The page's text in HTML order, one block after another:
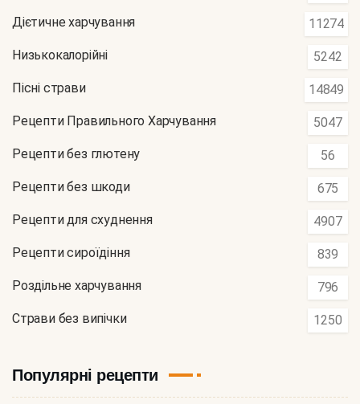
Дієтичне харчування 11274
Низькокалорійні 5242
Пісні страви 14849
Рецепти Правильного Харчування 5047
Рецепти без глютену 56
Рецепти без шкоди 675
Рецепти для схуднення 4907
Рецепти сироїдіння 839
Роздільне харчування 796
Страви без випічки 1250
Популярні рецепти